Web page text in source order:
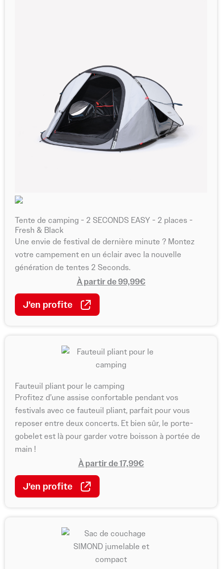
Tente de camping - 2 SECONDS EASY - 2 places -
Fresh & Black
Une envie de festival de dernière minute ? Montez
votre campement en un éclair avec la nouvelle
génération de tentes 2 Seconds.
J'en profite
À partir de 99,99€
Fauteuil pliant pour le camping
Profitez d’une assise confortable pendant vos
festivals avec ce fauteuil pliant, parfait pour vous
reposer entre deux concerts. Et bien sûr, le porte-
gobelet est là pour garder votre boisson à portée de
main !
J'en profite
À partir de 17,99€